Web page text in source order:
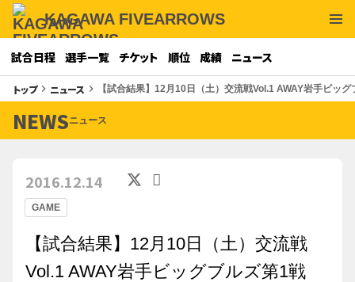
KAGAWA FIVEARROWS
試合日程 選手一覧 チケット 順位 成績 ニュース
トップkeyboard_arrow_right ニュース keyboard_arrow_right 【試合結果】12月10日（土）交流戦Vol.1 AWAY岩手ビッ
NEWSニュース
GAME
2016.12.14
【試合結果】12月10日（土）交流戦
Vol.1 AWAY岩手ビッグブルズ第1戦